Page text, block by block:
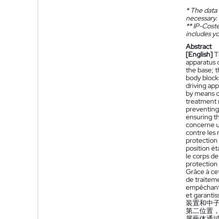
*The data
necessary.
**IP-
includes
Abstract
[English]
apparatus
the base;
body
driving
by means
treatment
ensuring
concerne
contre les
protection
position
le corps
protection
Grâce à
de
et
装置和中
第二位置